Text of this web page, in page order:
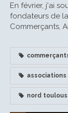
En février, j'ai
fondateurs de
Commerçants,
associations
nord